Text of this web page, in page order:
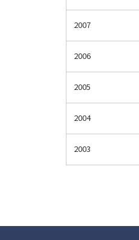
2007
2006
2005
2004
2003